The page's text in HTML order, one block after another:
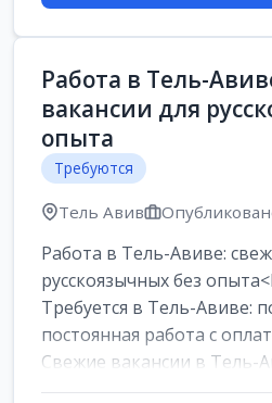
Работа в Тель-
вакансии для
опыта
Требуются
Тель Авив
Работа в Тель-Авиве:
русскоязычных без
Требуется в Тель-Авиве:
постоянная работа с
Свежие вакансии в Тель-
женщин от хозя...